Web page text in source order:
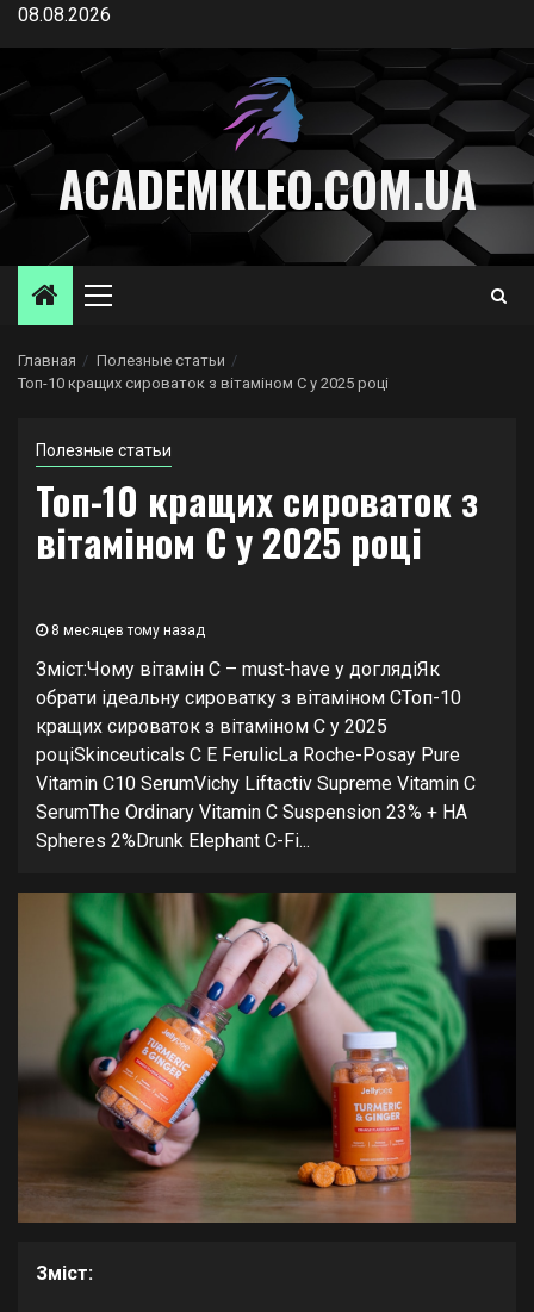
Перейти
содержимому
08.08.2026
ACADEMKLEO.COM.UA
Основное
Главная
Полезные статьи
Топ-10 кращих сироваток з вітаміном C у 2025 році
Полезные статьи
Топ-10 кращих сироваток з
вітаміном C у 2025 році
8 месяцев тому назад
Зміст:Чому вітамін C – must-have у доглядіЯк
обрати ідеальну сироватку з вітаміном CТоп-10
кращих сироваток з вітаміном C у 2025
роціSkinceuticals C E FerulicLa Roche-Posay Pure
Vitamin C10 SerumVichy Liftactiv Supreme Vitamin C
SerumThe Ordinary Vitamin C Suspension 23% + HA
Spheres 2%Drunk Elephant C-Fi...
Зміст: